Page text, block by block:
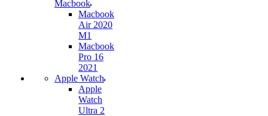
Macbook
Macbook
Air 2020
M1
Macbook
Pro 16
2021
Apple Watch
Apple
Watch
Ultra 2